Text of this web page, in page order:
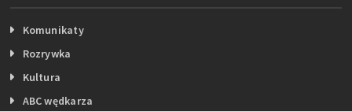
Komunikaty
Rozrywka
Kultura
ABC wędkarza